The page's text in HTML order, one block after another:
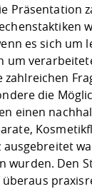
Präsentation
es sich um
um
zahlreichen
die
einen
wurden. Den